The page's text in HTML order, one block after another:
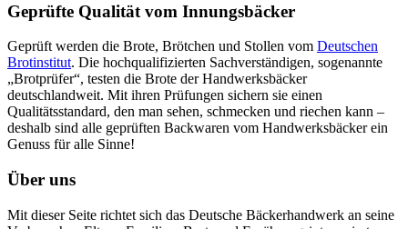
Geprüfte Qualität vom Innungsbäcker
Geprüft werden die Brote, Brötchen und Stollen vom Deutschen
Brotinstitut. Die hochqualifizierten Sachverständigen, sogenannte
„Brotprüfer“, testen die Brote der Handwerksbäcker
deutschlandweit. Mit ihren Prüfungen sichern sie einen
Qualitätsstandard, den man sehen, schmecken und riechen kann –
deshalb sind alle geprüften Backwaren vom Handwerksbäcker ein
Genuss für alle Sinne!
Über uns
Mit dieser Seite richtet sich das Deutsche Bäckerhandwerk an seine